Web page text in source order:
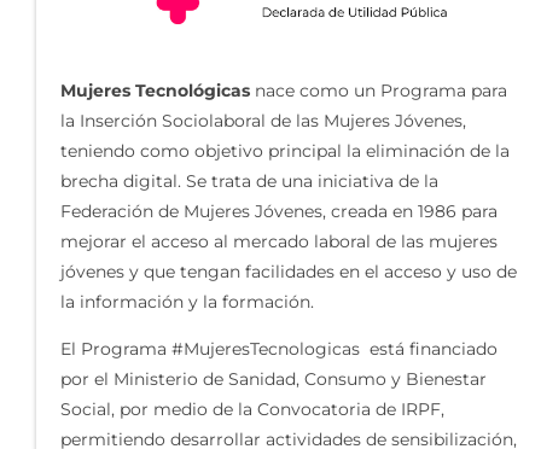
Mujeres Tecnológicasnace como un Programa para
la Inserción Sociolaboral de las Mujeres Jóvenes,
teniendo como objetivo principal la eliminación de la
brecha digital. Se trata de una iniciativa de la
Federación de Mujeres Jóvenes, creada en 1986 para
mejorar el acceso al mercado laboral de las mujeres
jóvenes y que tengan facilidades en el acceso y uso de
la información y la formación.
El Programa #MujeresTecnologicas está financiado
por el Ministerio de Sanidad, Consumo y Bienestar
Social, por medio de la Convocatoria de IRPF,
permitiendo desarrollar actividades de sensibilización,